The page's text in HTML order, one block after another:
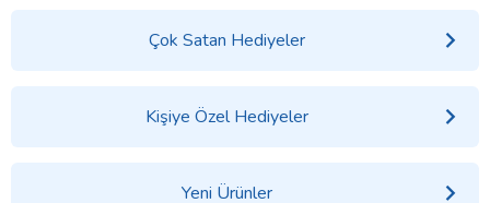
Çok Satan Hediyeler
Kişiye Özel Hediyeler
Yeni Ürünler